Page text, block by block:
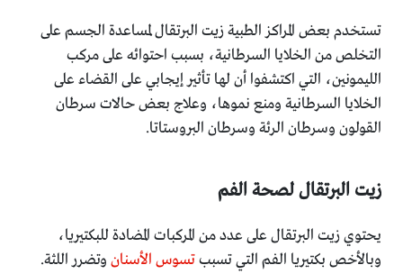
تستخدم بعض المراكز الطبية زيت البرتقال لمساعدة الجسم على
‏التخلص من الخلايا السرطانية، بسبب احتوائه على مركب
‏الليمونين، التي اكتشفوا أن لها تأثير إيجابي على القضاء على
الخلايا ‏السرطانية ومنع نموها، وعلاج بعض حالات سرطان
القولون ‏وسرطان الرئة وسرطان البروستاتا.‏
زيت البرتقال لصحة الفم ‏
يحتوي زيت البرتقال على عدد من المركبات المضادة للبكتيريا،
‏وبالأخص بكتيريا الفم التي تسببتسوس الأسنان وتضرر اللثة.‏